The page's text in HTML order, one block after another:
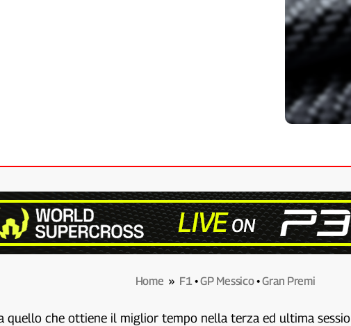
Home » F1•GP Messico•Gran Premi
quello che ottiene il miglior tempo nella terza ed ultima